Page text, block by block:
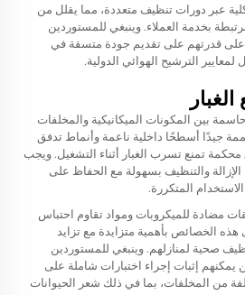
عبر دورات تنظيف متعددة، مما يقلل من
بخدمة العملاء. وينبغي للمستوردين
على قدرتهم على تقديم جودة متسقة في
لمعايير الترشيح الهوائي الدولية.
بين المكونات الميكانيكية والمخلفات
جيدًا أسطحًا داخلية ناعمة وأنماط تدفق
محكمة تمنع تسرب الغبار أثناء التشغيل. ويجب
الإزالة والتنظيف بسهولة مع الحفاظ على
المتكررة.
مضادة للميكروبات ومواد تقاوم احتباس
هذه الخصائص بأهمية متزايدة مع تزايد
صحية لمنازلهم. وينبغي للمستوردين
يمكنهم إثبات إجراء اختبارات شاملة على
من المخلفات، بما في ذلك شعر الحيوانات